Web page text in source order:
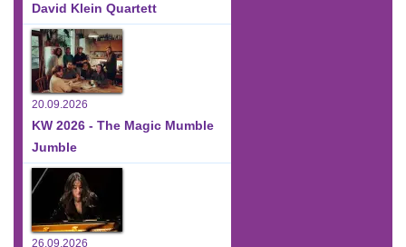
David Klein Quartett
20.09.2026
KW 2026 - The Magic Mumble
Jumble
26.09.2026